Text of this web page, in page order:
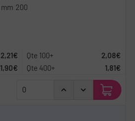
200
2,21€
2,08€
1,90€
1,81€